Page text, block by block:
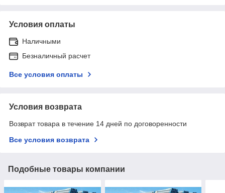
Условия оплаты
Наличными
Безналичный расчет
Все условия оплаты
Условия возврата
Возврат товара в течение 14 дней по договоренности
Все условия возврата
Подобные товары компании